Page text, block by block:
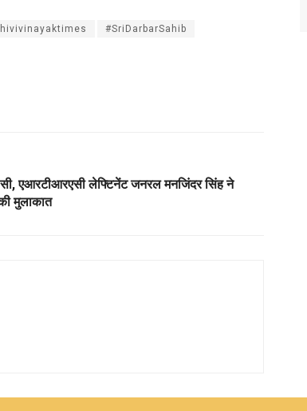
#SriDarbarSahib
एआरटीआरएसी लेफ्टिनेंट जनरल मनजिंदर सिंह ने
मुलाकात